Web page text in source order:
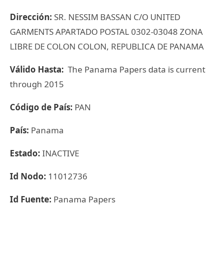
Dirección: SR. NESSIM BASSAN C/O UNITED
GARMENTS APARTADO POSTAL 0302-03048 ZONA
LIBRE DE COLON COLON, REPUBLICA DE PANAMA
Válido Hasta: The Panama Papers data is current
through 2015
Código de País: PAN
País: Panama
Estado: INACTIVE
Id Nodo: 11012736
Id Fuente: Panama Papers